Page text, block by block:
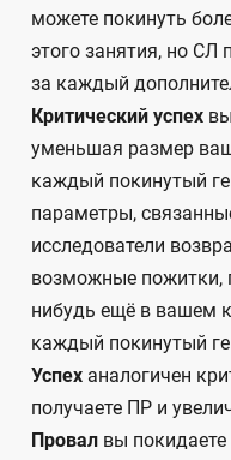
можете покинуть
этого занятия, но СЛ
за каждый
Критический успех
уменьшая размер
каждый покинутый
параметры,
исследователи
возможные пожитки,
нибудь ещё в вашем
каждый покинутый
Успех аналогичен
получаете ПР и
Провал вы